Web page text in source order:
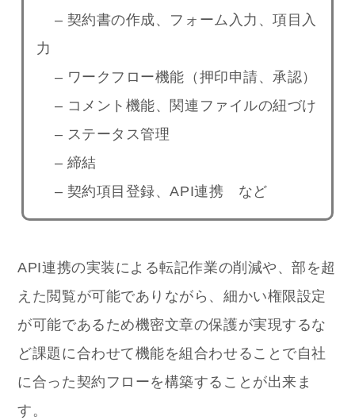
– 契約書の作成、フォーム入力、項目入
力
– ワークフロー機能（押印申請、承認）
– コメント機能、関連ファイルの紐づけ
– ステータス管理
– 締結
– 契約項目登録、API連携 など
API連携の実装による転記作業の削減や、部を超
えた閲覧が可能でありながら、細かい権限設定
が可能であるため機密文章の保護が実現するな
ど課題に合わせて機能を組合わせることで自社
に合った契約フローを構築することが出来ま
す。